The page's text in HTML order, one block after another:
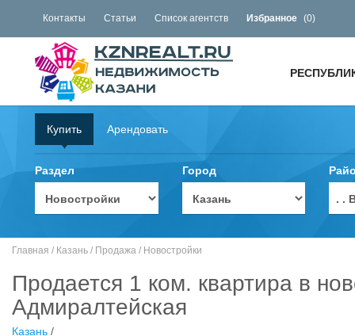
Контакты Статьи Список агентств Избранное (0)
Купить Арендовать
Раздел Город
. .
Главная / Казань / Продажа / Новостройки
Продается 1 ком. квартира в
Адмиралтейская
Казань /